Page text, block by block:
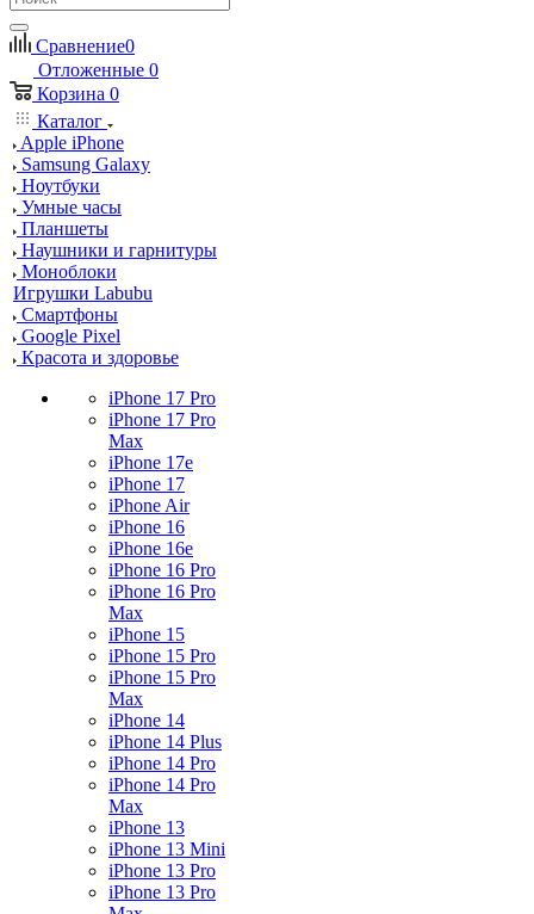
Сравнение0
Отложенные 0
Корзина 0
Каталог
Apple iPhone
Samsung Galaxy
Ноутбуки
Умные часы
Планшеты
Наушники и гарнитуры
Моноблоки
Игрушки Labubu
Смартфоны
Google Pixel
Красота и здоровье
iPhone 17 Pro
iPhone 17 Pro
Max
iPhone 17e
iPhone 17
iPhone Air
iPhone 16
iPhone 16e
iPhone 16 Pro
iPhone 16 Pro
Max
iPhone 15
iPhone 15 Pro
iPhone 15 Pro
Max
iPhone 14
iPhone 14 Plus
iPhone 14 Pro
iPhone 14 Pro
Max
iPhone 13
iPhone 13 Mini
iPhone 13 Pro
iPhone 13 Pro